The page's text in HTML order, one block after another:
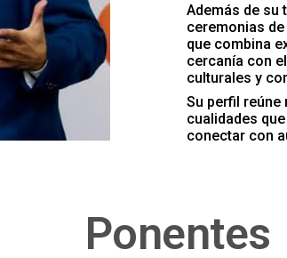
Además de su
ceremonias
que combina
cercanía con
culturales y
Su perfil
cualidades
conectar con
Ponentes